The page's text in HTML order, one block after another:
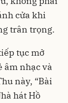
cửa khi
trân trọng.
tục mở
âm nhạc và
này, “Bài
hát Hồ